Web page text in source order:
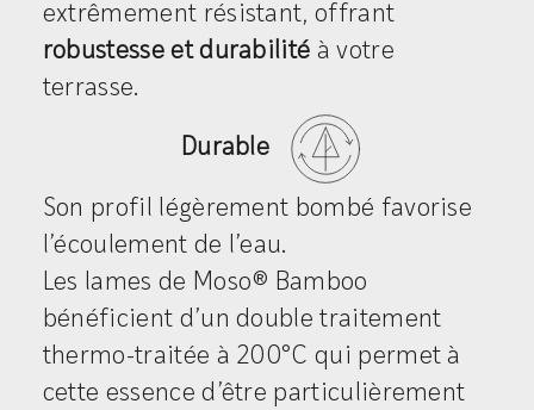
extrêmement résistant, offrant
robustesse et durabilité à votre
terrasse.
Durable
Son profil légèrement bombé favorise
l’écoulement de l’eau.
Les lames de Moso® Bamboo
bénéficient d’un double traitement
thermo-traitée à 200°C qui permet à
cette essence d’être particulièrement